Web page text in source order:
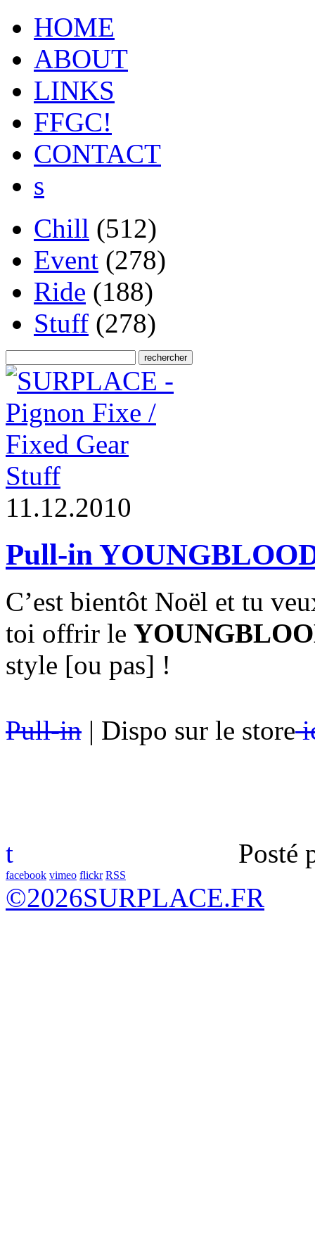
HOME
ABOUT
LINKS
FFGC!
CONTACT
s
Chill (512)
Event (278)
Ride (188)
Stuff (278)
Stuff
11.12.2010
Pull-in
C’est bientôt Noël et tu
toi offrir le
style [ou pas] !
Pull-in | Dispo sur le store
t Posté
facebook vimeo flickr RSS
©2026SURPLACE.FR